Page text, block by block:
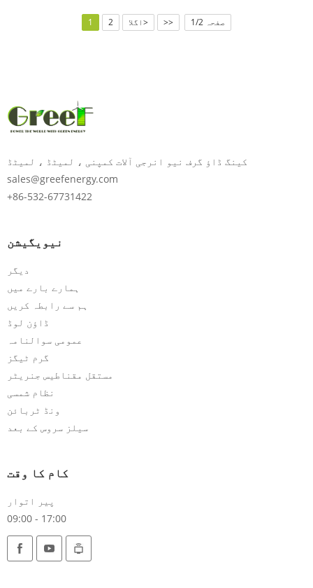
1 2 اگلا> >> صفحہ 1/2
کینگ ڈاؤ گرف نیو انرجی آلات کمپنی ، لمیٹڈ ، لمیٹڈ
sales@greefenergy.com
+86-532-67731422
نیویگیشن
دیگر
ہمارے بارے میں
ہم سے رابطہ کریں
ڈاؤن لوڈ
عمومی سوالنامہ
گرم ٹیگز
مستقل مقناطیس جنریٹر
نظام شمسی
ونڈ ٹربائن
سیلز سروس کے بعد
کام کا وقت
پیر اتوار
09:00 - 17:00